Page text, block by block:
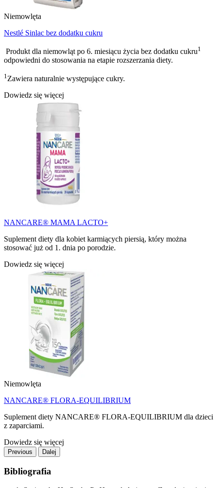
Niemowlęta
Nestlé Sinlac bez dodatku cukru
Produkt dla niemowląt po 6. miesiącu życia bez dodatku cukru1
odpowiedni do stosowania na etapie rozszerzania diety.
1Zawiera naturalnie występujące cukry.
Dowiedz się więcej
NANCARE® MAMA LACTO+
Suplement diety dla kobiet karmiących piersią, który można
stosować już od 1. dnia po porodzie.
Dowiedz się więcej
Niemowlęta
NANCARE® FLORA-EQUILIBRIUM
Suplement diety NANCARE® FLORA-EQUILIBRIUM dla dzieci
z zaparciami.
Dowiedz się więcej
Previous Dalej
Bibliografia